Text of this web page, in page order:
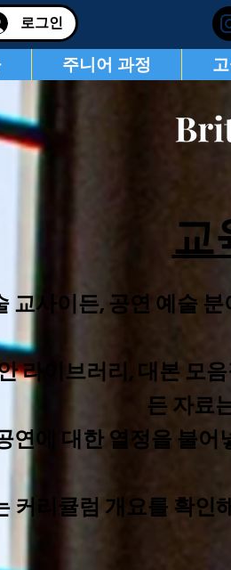
로그인
주니어 과정
교
교사이든, 공연 예술
라이브러리, 대본 모
든 자료
연에 대한 열정을 불어
커리큘럼 개요를 확인